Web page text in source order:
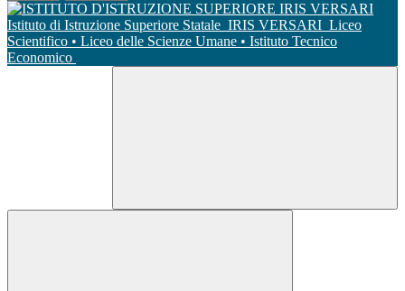
Istituto di Istruzione Superiore Statale IRIS VERSARI Liceo
Scientifico • Liceo delle Scienze Umane • Istituto Tecnico
Economico